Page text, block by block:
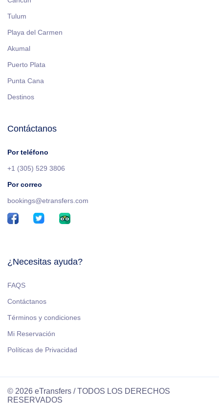
Tulum
Playa del Carmen
Akumal
Puerto Plata
Punta Cana
Destinos
Contáctanos
Por teléfono
+1 (305) 529 3806
Por correo
bookings@etransfers.com
¿Necesitas ayuda?
FAQS
Contáctanos
Términos y condiciones
Mi Reservación
Políticas de Privacidad
© 2026 eTransfers / TODOS LOS DERECHOS
RESERVADOS